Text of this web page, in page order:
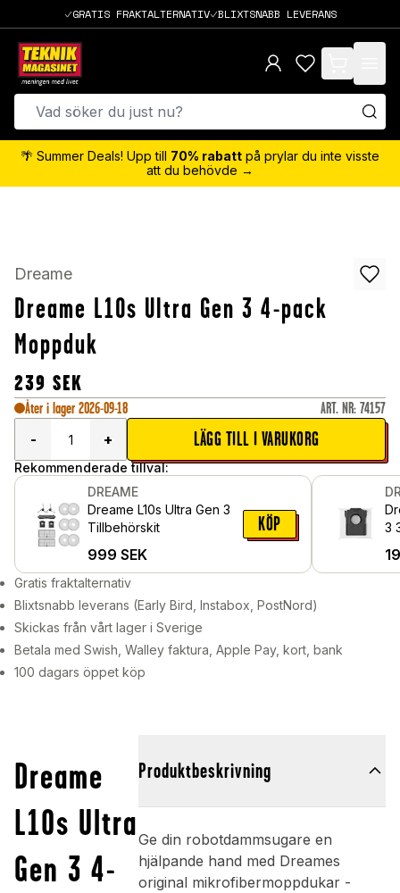
GRATIS FRAKTALTERNATIV BLIXTSNABB LEVERANS
items in cart,
🌴 Summer Deals! Upp till 70% rabatt på prylar du inte visste
att du behövde →
Dreame
Dreame L10s Ultra Gen 3 4-pack
Moppduk
239 SEK
Åter i lager 2026-09-18 ART. NR: 74157
-
+ LÄGG TILL I VARUKORG
Rekommenderade tillval:
DREAME
Dreame L10s Ultra Gen 3
Tillbehörskit
999 SEK
KÖP
3
Gratis fraktalternativ
Blixtsnabb leverans (Early Bird, Instabox, PostNord)
Skickas från vårt lager i Sverige
Betala med Swish, Walley faktura, Apple Pay, kort, bank
100 dagars öppet köp
Dreame
L10s Ultra
Gen 3 4-
Produktbeskrivning
Ge din robotdammsugare en
hjälpande hand med Dreames
original mikrofibermoppdukar -